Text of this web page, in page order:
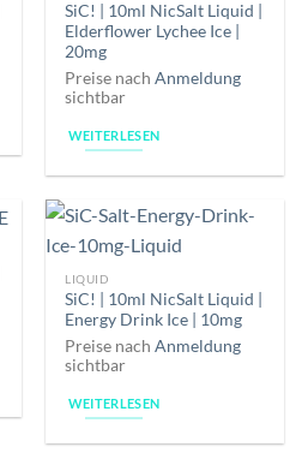
SiC! | 10ml NicSalt Liquid |
Elderflower Lychee Ice |
20mg
Preise nachAnmeldung
sichtbar
WEITERLESEN
LIQUID
SiC! | 10ml NicSalt Liquid |
Energy Drink Ice | 10mg
Preise nachAnmeldung
sichtbar
WEITERLESEN